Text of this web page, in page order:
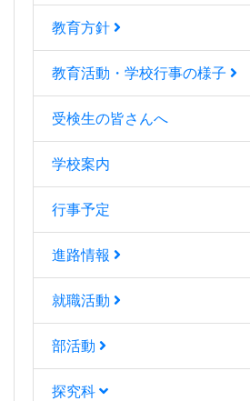
教育方針
教育活動・学校行事の様子
受検生の皆さんへ
学校案内
行事予定
進路情報
就職活動
部活動
探究科